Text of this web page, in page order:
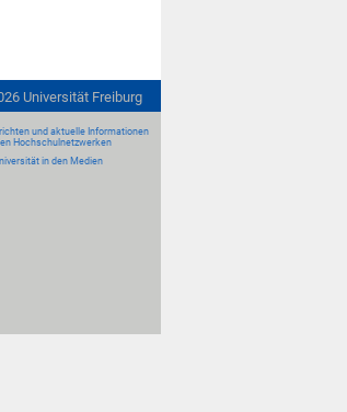
Universität Freiburg
und aktuelle Informationen
Hochschulnetzwerken
in den Medien